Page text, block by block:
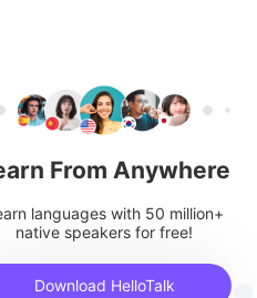
From Anywhere
languages with 50 million+
native speakers for free!
Download HelloTalk